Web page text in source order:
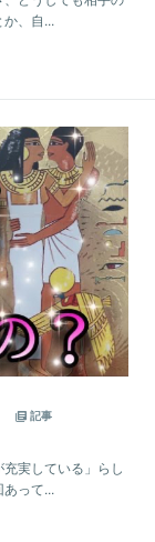
、自...
記事
実している」らし
って...